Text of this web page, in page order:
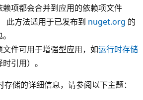
项都会合并到应用的依赖项文件
此方法适用于已发布到 nuget.org 的
件可用于增强型应用，如运行时存储
引用）。
储的详细信息，请参阅以下主题：